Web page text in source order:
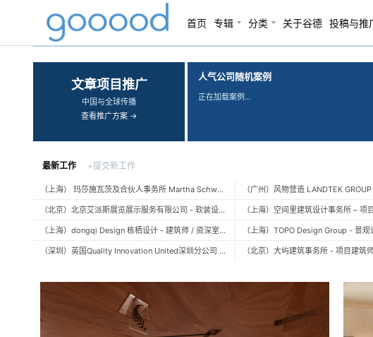
谷德设计网 gooood：建筑、景观、
首页 专辑 分类 关于谷德 投稿与推
‹ ›
文章项目推广
中国与全球传播
查看推广方案 →
人气公司随机案例
正在加载案例…
最新工作 +提交新工作
（上海） 玛莎施瓦茨及合伙人事务所 Martha Schwartz Partners – 高级景观建筑师 Senior Landscape Designer / 景观建筑师 Landscape Designer
（北京）北京艾派斯展览展示服务有限公司 - 软装设计师 / 陈列设计师
（上海）dongqi Design 栋栖设计 - 建筑师 / 资深室内设计师 / 室内设计师 / 媒体及公共关系主管 / 设计实习生（常年招聘）
（深圳）英国Quality Innovation United深圳分公司 - 建筑设计师 / 资深建筑设计师 / 室内设计师 / 设计实习生